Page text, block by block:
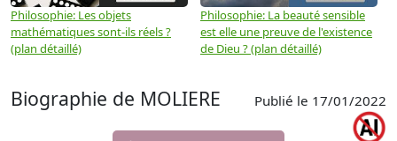
Philosophie: Les objets
mathématiques sont-ils réels ?
(plan détaillé)
Philosophie: La beauté sensible
est elle une preuve de l'existence
de Dieu ? (plan détaillé)
Biographie de MOLIERE Publié le 17/01/2022